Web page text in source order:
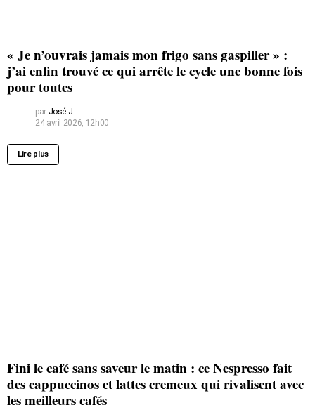
« Je n’ouvrais jamais mon frigo sans gaspiller » :
j’ai enfin trouvé ce qui arrête le cycle une bonne fois
pour toutes
par José J.
24 avril 2026, 12h00
Lire plus
Fini le café sans saveur le matin : ce Nespresso fait
des cappuccinos et lattes cremeux qui rivalisent avec
les meilleurs cafés